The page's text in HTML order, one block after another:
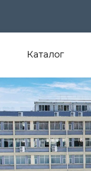
Каталог